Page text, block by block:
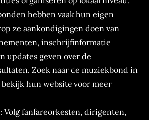
hebben vaak hun eigen
ze aankondigingen doen van
inschrijfinformatie
updates geven over de
Zoek naar de muziekbond in
hun website voor meer
Volg fanfareorkesten, dirigenten,